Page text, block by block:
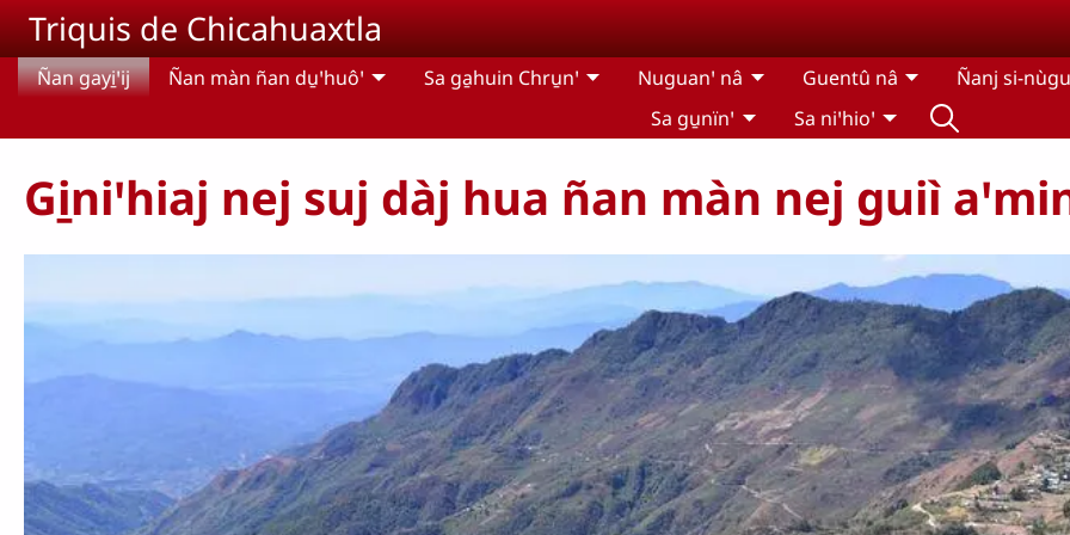
Pasar al contenido principal
Triquis de Chicahuaxtla
Ñan gayi̱ꞌij Ñan màn ñan du̱ꞌhuôꞌ Sa ga̱huin Chru̱nꞌ Nuguanꞌ nâ Guentû nâ Ñanj si-
Sa gu̱nïnꞌ
Sa niꞌhioꞌ
Gi̱niꞌhiaj nej suj dàj hua ñan màn nej guiì